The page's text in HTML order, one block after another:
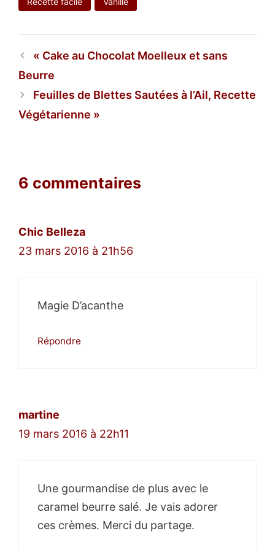
Cake au Chocolat Moelleux et sans
Beurre
Feuilles de Blettes Sautées à l’Ail, Recette
Végétarienne
6 commentaires
Chic Belleza
23 mars 2016 à 21h56
Magie D’acanthe
Répondre
martine
19 mars 2016 à 22h11
Une gourmandise de plus avec le
caramel beurre salé. Je vais adorer
ces crèmes. Merci du partage.